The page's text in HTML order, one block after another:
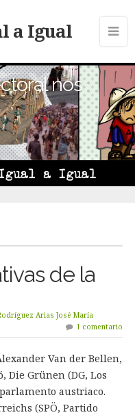
a Igual
nos
de la
Arias José María
1 comentario
Van der Bellen,
Die Grünen (DG, Los
austriaco.
(SPÖ, Partido